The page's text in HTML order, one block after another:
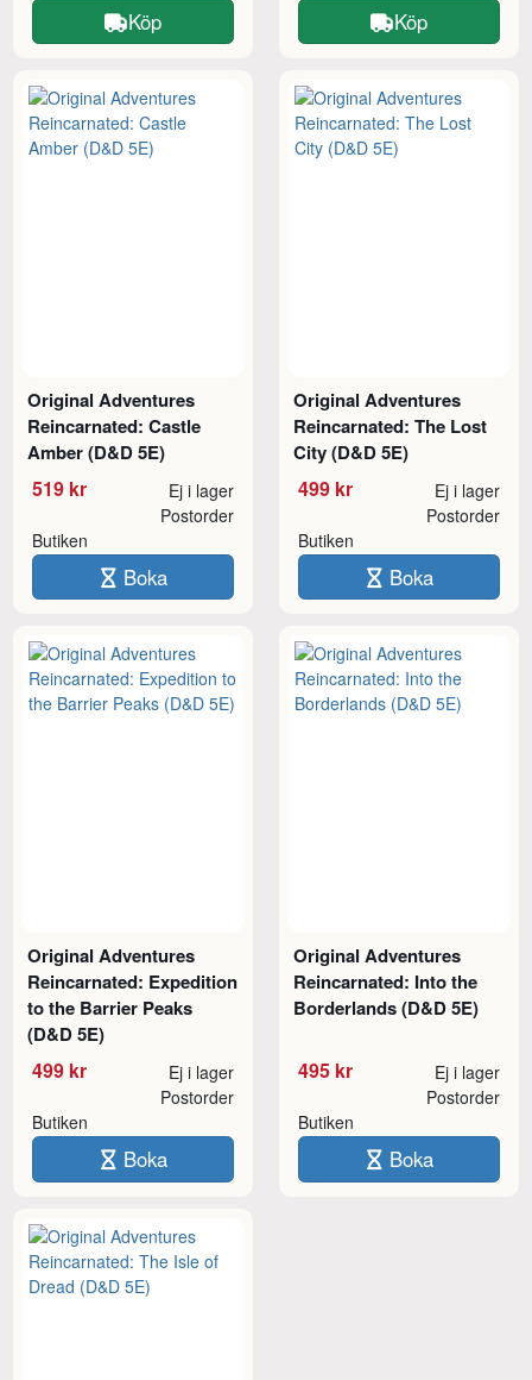
Köp Köp
Original Adventures
Reincarnated: Castle
Amber (D&D 5E)
519 kr Ej i lager
Butiken
Postorder
Boka
Original Adventures
Reincarnated: The Lost
City (D&D 5E)
499 kr Ej i lager
Butiken
Postorder
Boka
Original Adventures
Reincarnated: Expedition
to the Barrier Peaks
(D&D 5E)
499 kr Ej i lager
Butiken
Postorder
Boka
Original Adventures
Reincarnated: Into the
Borderlands (D&D 5E)
495 kr Ej i lager
Butiken
Postorder
Boka